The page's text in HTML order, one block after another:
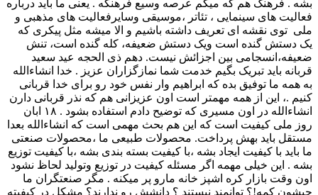
بشه . فرهنگ هم که میگم عرصه وسیع فرهنگه . یعنی ما باید درباره
فعالیت های سینمایی ، تئاتر ،موسیقی وسایرفعالیت های مذهبی و
ملی توی نقشه ای تعریف داشته باشیم و الا میشه مثل پیکری که
یک دستش گنده است ویک دستش ضعیفه، کله گنده است، تنش
ضعیفه،انسجامی بین اجزائش نیست. دهم ذی الحجه عید سعید
قربانه باید تبریک بگیم خدمت شما نمازگزاران عزیز . خدا انشاءالله
به همه ما توفیق بده که ابراهیم وار نفس خود رو برای خدا قربانی
کنیم .، این از همه مهمتر است اون عزیزانی هم که نذر قربانی دارن
انشاءالله در اون مسیری که توضیح دادم استفاده بشود . ۱۸ ابان
روز ملی کیفیت است که این هم بحث مهمی است که انشاءالله بعدا
مستقل باید بهش پرداخت. محصولات طبیعی ما ،محصولات صنعتی
ما باید با کیفیت ایجاد بشه ،با کیفیت بسته بندی بشه ،با کیفیت توزیع
بشه . این خیلی مهمه اگر مسئله کیفیت در توزیع وتولید لحاظ نشود
اون وقت بازار کره اشپز خانه مارو پر میکنه . مگر صنعتگران ما
چیشون کمه!؟ توانمند نیستند ؟ دانشش رو ندارند؟ مشکل در کیفیته